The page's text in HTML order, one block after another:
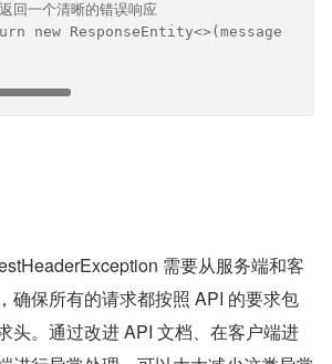
一个清晰的错误响应
new ResponseEntity<>(message,
需要从服务端和客
确保所有的请求都按照 API 的要求包
头。通过改进 API 文档、在客户端进